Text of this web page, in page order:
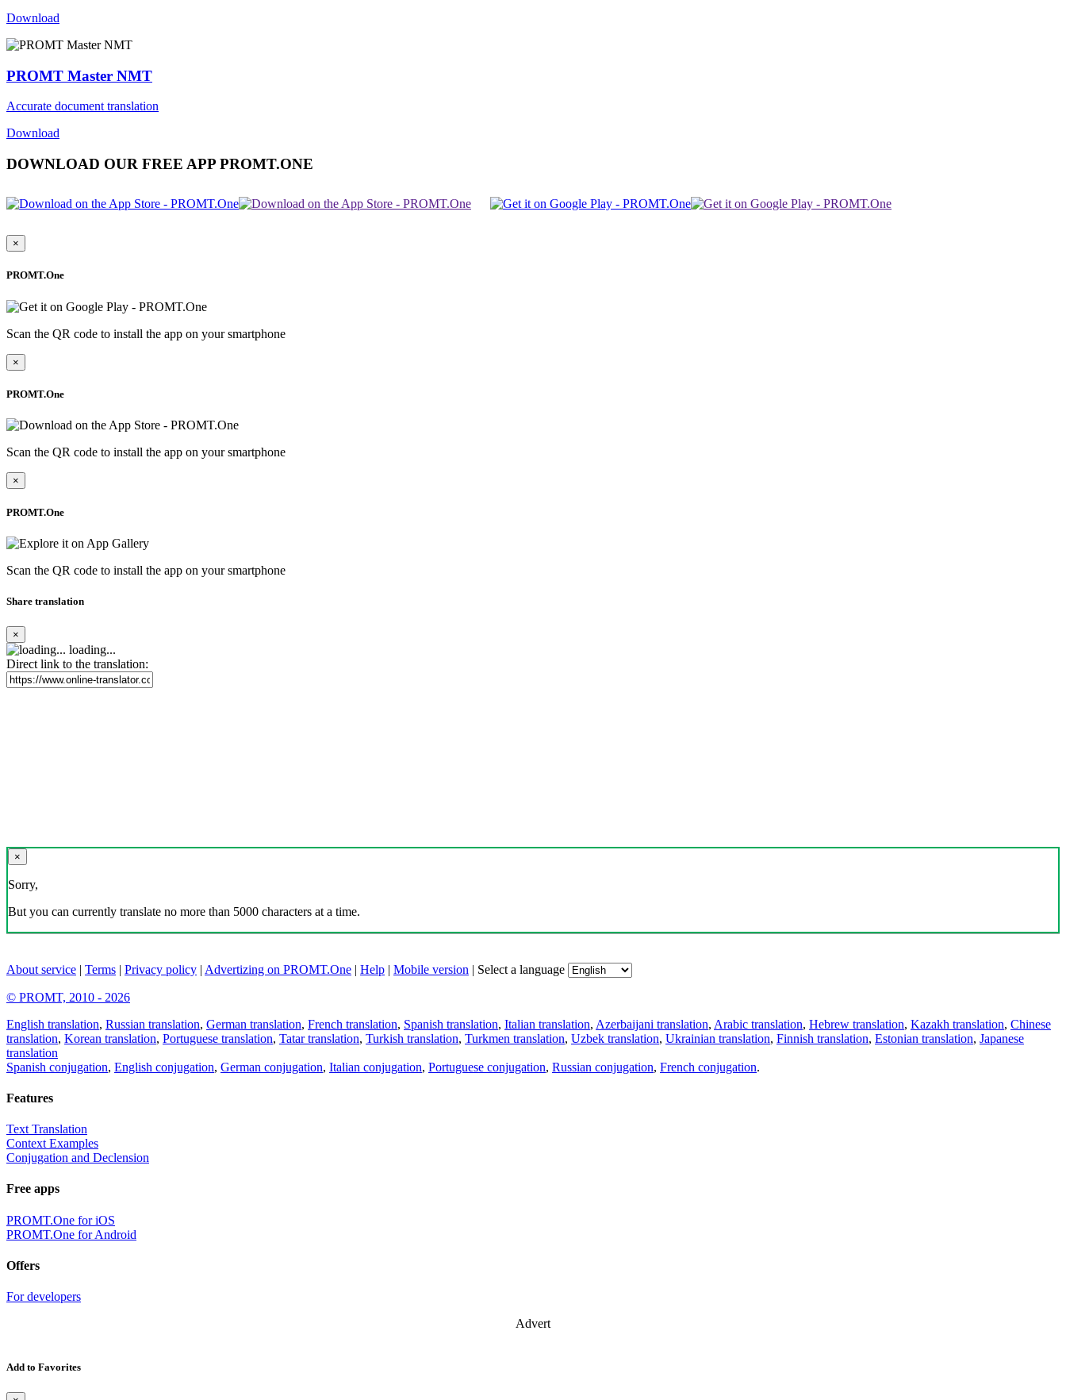
Download
PROMT Master NMT
Accurate document translation
Download
DOWNLOAD OUR FREE APP PROMT.ONE
×
PROMT.One
Scan the QR code to install the app on your smartphone
×
PROMT.One
Scan the QR code to install the app on your smartphone
×
PROMT.One
Scan the QR code to install the app on your smartphone
Share translation
×
loading...
Direct link to the translation:
×
Sorry,
But you can currently translate no more than 5000 characters at a time.
About service | Terms | Privacy policy | Advertizing on PROMT.One | Help | Mobile version | Select a language
© PROMT, 2010 - 2026
English translation, Russian translation, German translation, French translation, Spanish translation, Italian translation, Azerbaijani translation, Arabic translation, Hebrew translation, Kazakh translation, Chinese
translation, Korean translation, Portuguese translation, Tatar translation, Turkish translation, Turkmen translation, Uzbek translation, Ukrainian translation, Finnish translation, Estonian translation, Japanese
translation
Spanish conjugation, English conjugation, German conjugation, Italian conjugation, Portuguese conjugation, Russian conjugation, French conjugation.
Features
Text Translation
Context Examples
Conjugation and Declension
Free apps
PROMT.One for iOS
PROMT.One for Android
Offers
For developers
Advert
Add to Favorites